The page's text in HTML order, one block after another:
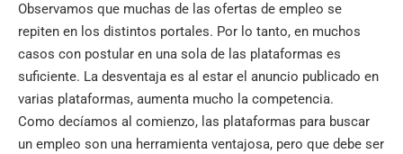
Observamos que muchas de las ofertas de empleo se
repiten en los distintos portales. Por lo tanto, en muchos
casos con postular en una sola de las plataformas es
suficiente. La desventaja es al estar el anuncio publicado en
varias plataformas, aumenta mucho la competencia.
Como decíamos al comienzo, las plataformas para buscar
un empleo son una herramienta ventajosa, pero que debe ser